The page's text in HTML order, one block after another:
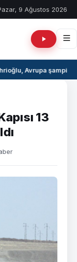
9 Ağustos 2026
Avrupa
13